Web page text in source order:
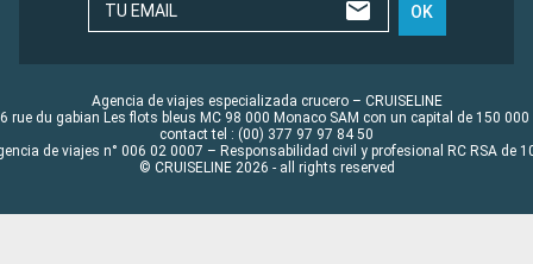
TU EMAIL OK
Agencia de viajes especializada crucero – CRUISELINE
rue du gabian Les flots bleus MC 98 000 Monaco SAM con un capital de 150 000
contact tel : (00) 377 97 97 84 50
de viajes n° 006 02 0007 – Responsabilidad civil y profesional RC RSA de
© CRUISELINE 2026 - all rights reserved